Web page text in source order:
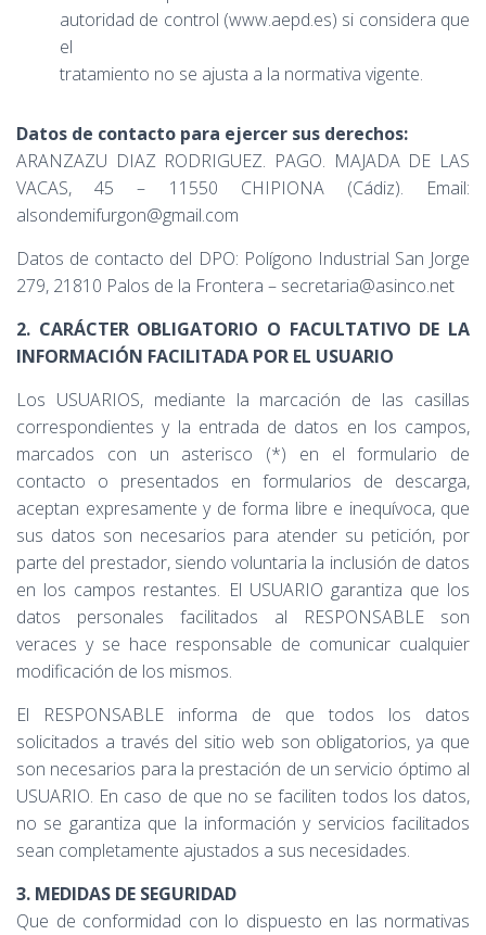
autoridad de control (www.aepd.es) si considera que
el
tratamiento no se ajusta a la normativa vigente.
Datos de contacto para ejercer sus derechos:
ARANZAZU DIAZ RODRIGUEZ. PAGO. MAJADA DE LAS
VACAS, 45 – 11550 CHIPIONA (Cádiz). Email:
alsondemifurgon@gmail.com
Datos de contacto del DPO: Polígono Industrial San Jorge
279, 21810 Palos de la Frontera – secretaria@asinco.net
2. CARÁCTER OBLIGATORIO O FACULTATIVO DE LA
INFORMACIÓN FACILITADA POR EL USUARIO
Los USUARIOS, mediante la marcación de las casillas
correspondientes y la entrada de datos en los campos,
marcados con un asterisco (*) en el formulario de
contacto o presentados en formularios de descarga,
aceptan expresamente y de forma libre e inequívoca, que
sus datos son necesarios para atender su petición, por
parte del prestador, siendo voluntaria la inclusión de datos
en los campos restantes. El USUARIO garantiza que los
datos personales facilitados al RESPONSABLE son
veraces y se hace responsable de comunicar cualquier
modificación de los mismos.
El RESPONSABLE informa de que todos los datos
solicitados a través del sitio web son obligatorios, ya que
son necesarios para la prestación de un servicio óptimo al
USUARIO. En caso de que no se faciliten todos los datos,
no se garantiza que la información y servicios facilitados
sean completamente ajustados a sus necesidades.
3. MEDIDAS DE SEGURIDAD
Que de conformidad con lo dispuesto en las normativas